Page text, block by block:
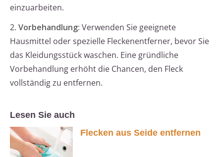
einzuarbeiten.
2. Vorbehandlung: Verwenden Sie geeignete
Hausmittel oder spezielle Fleckenentferner, bevor Sie
das Kleidungsstück waschen. Eine gründliche
Vorbehandlung erhöht die Chancen, den Fleck
vollständig zu entfernen.
Lesen Sie auch
Flecken aus Seide entfernen